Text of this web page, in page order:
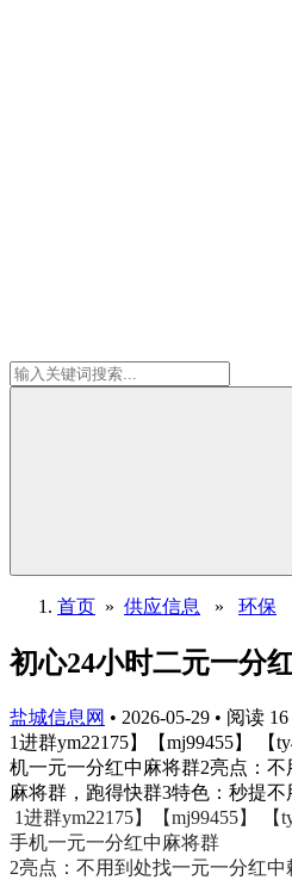
首页 » 供应信息 » 环保
初心24小时二元一分
盐城信息网 • 2026-05-29 • 阅读 16
1进群ym22175】【mj99455】 【
机一元一分红中麻将群2亮点：
麻将群，跑得快群3特色：秒提
1进群ym22175】【mj99455】 【
手机一元一分红中麻将群
2亮点：不用到处找一元一分红